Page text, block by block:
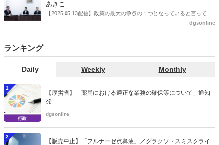
あきこ...
【2025.05.13配信】政策の最大の争点の１つとなっていると言っても
よいのが社会保障のこれからのあり方だ。特に与党では、政府関係者
dgsonline
ランキング
Daily Weekly Monthly
1
【厚労省】「薬局における適正な業務の確保等について」通知
発...
dgsonline
2
【販売中止】「フルナーゼ点鼻液」／グラクソ・スミスクライ